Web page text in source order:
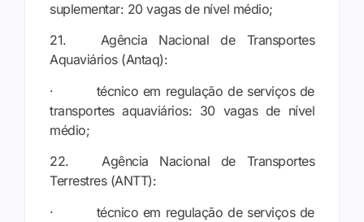
suplementar: 20 vagas de nível médio;
21. Agência Nacional de Transportes
Aquaviários (Antaq):
· técnico em regulação de serviços de
transportes aquaviários: 30 vagas de nível
médio;
22. Agência Nacional de Transportes
Terrestres (ANTT):
· técnico em regulação de serviços de